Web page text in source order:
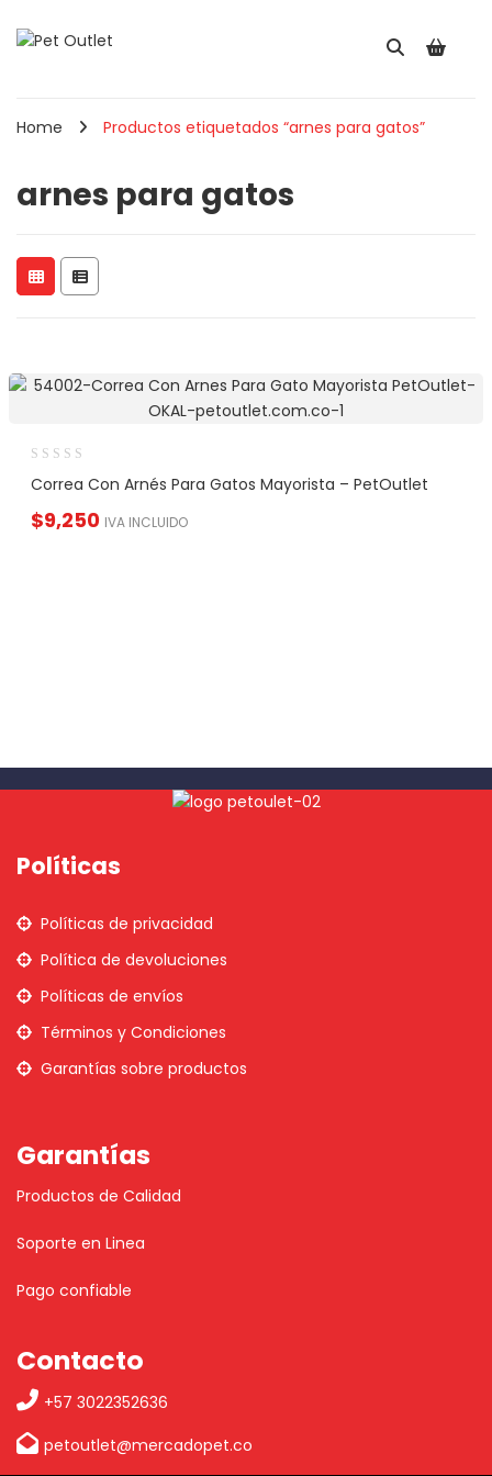
Home Productos etiquetados “arnes para gatos”
arnes para gatos
Correa Con Arnés Para Gatos Mayorista – PetOutlet
$9,250 IVA INCLUIDO
Políticas
Políticas de privacidad
Política de devoluciones
Políticas de envíos
Términos y Condiciones
Garantías sobre productos
Garantías
Productos de Calidad
Soporte en Linea
Pago confiable
Contacto
+57 3022352636
petoutlet@mercadopet.co